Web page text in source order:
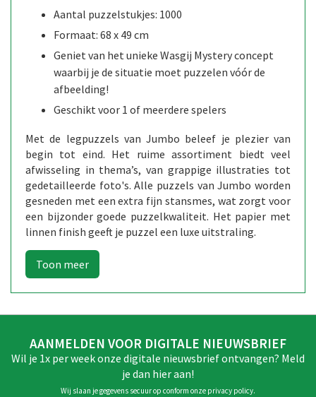
Aantal puzzelstukjes: 1000
Formaat: 68 x 49 cm
Geniet van het unieke Wasgij Mystery concept
waarbij je de situatie moet puzzelen vóór de
afbeelding!
Geschikt voor 1 of meerdere spelers
Met de legpuzzels van Jumbo beleef je plezier van
begin tot eind. Het ruime assortiment biedt veel
afwisseling in thema’s, van grappige illustraties tot
gedetailleerde foto's. Alle puzzels van Jumbo worden
gesneden met een extra fijn stansmes, wat zorgt voor
een bijzonder goede puzzelkwaliteit. Het papier met
linnen finish geeft je puzzel een luxe uitstraling.
AANMELDEN VOOR DIGITALE NIEUWSBRIEF
Wil je 1x per week onze digitale nieuwsbrief ontvangen? Meld
je dan hier aan!
Wij slaan je gegevens secuur op conform onze privacy policy.